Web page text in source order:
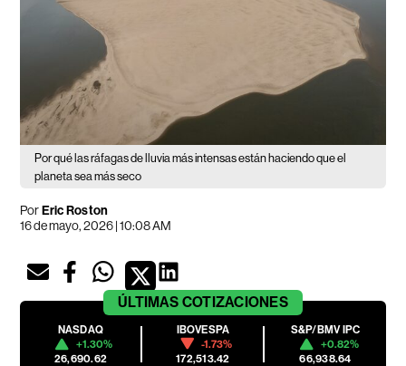
Por qué las ráfagas de lluvia más intensas están haciendo que el
planeta sea más seco
PorEric Roston
16 de mayo, 2026 | 10:08 AM
ÚLTIMAS COTIZACIONES
NASDAQ
+1.30%
26,690.62
IBOVESPA
-1.73%
172,513.42
S&P/BMV IPC
+0.82%
66,938.64